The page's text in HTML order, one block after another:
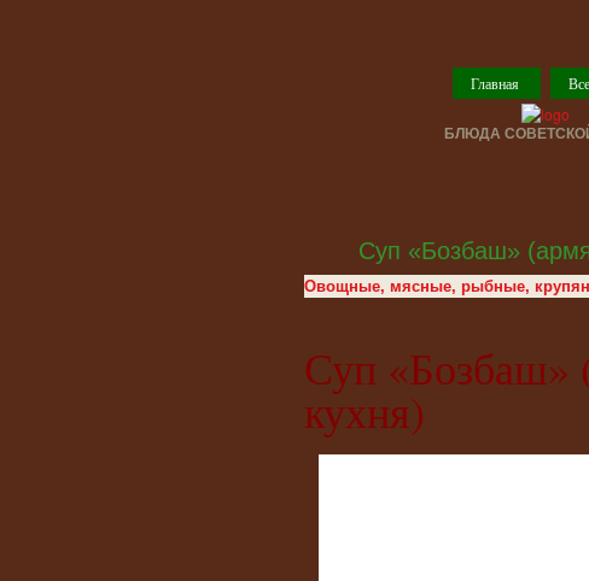
Главная
БЛЮДА
Суп «Бозбаш»
Овощные, мясные, рыбные,
Суп «Бозбаш»
кухня)